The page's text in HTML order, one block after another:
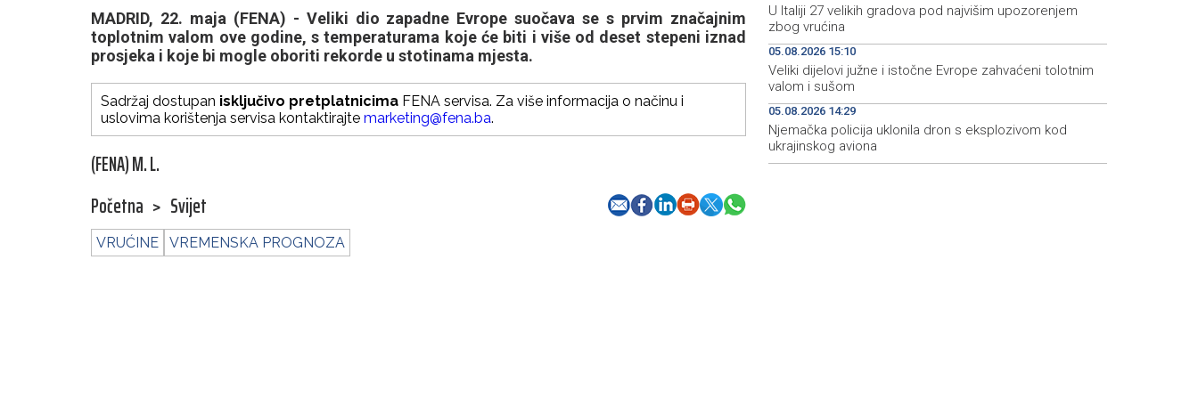
MADRID, 22. maja (FENA) - Veliki dio zapadne Evrope suočava se s prvim značajnim
toplotnim valom ove godine, s temperaturama koje će biti i više od deset stepeni iznad
prosjeka i koje bi mogle oboriti rekorde u stotinama mjesta.
Sadržaj dostupan isključivo pretplatnicima FENA servisa. Za više informacija o načinu i
uslovima korištenja servisa kontaktirajte marketing@fena.ba.
(FENA) M. L.
Početna > Svijet
VRUĆINE VREMENSKA PROGNOZA
U Italiji 27 velikih gradova pod najvišim upozorenjem
zbog vrućina
05.08.2026 15:10
Veliki dijelovi južne i istočne Evrope zahvaćeni tolotnim
valom i sušom
05.08.2026 14:29
Njemačka policija uklonila dron s eksplozivom kod
ukrajinskog aviona